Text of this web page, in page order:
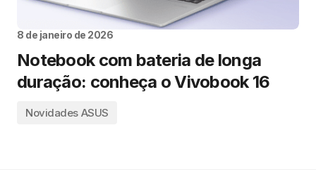
8 de janeiro de 2026
Notebook com bateria de longa
duração: conheça o Vivobook 16
Novidades ASUS